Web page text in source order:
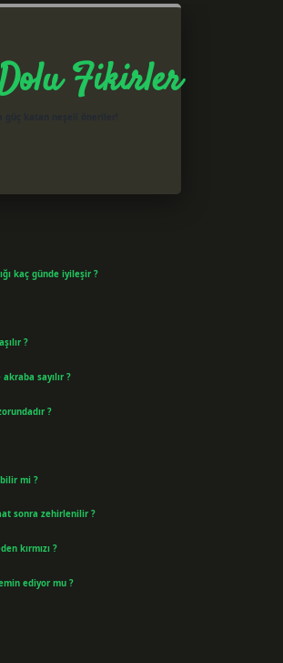
Fikirler
kaç günde iyileşir ?
?
akraba sayılır ?
?
mi ?
sonra zehirlenilir ?
kırmızı ?
ediyor mu ?